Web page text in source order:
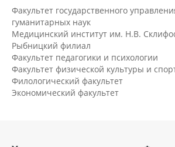
Факультет государственного
гуманитарных наук
Медицинский институт им. Н.В.
Рыбницкий филиал
Факультет педагогики и психологии
Факультет физической культуры и
Филологический факультет
Экономический факультет